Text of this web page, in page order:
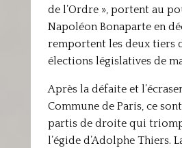
de l’Ordre », portent au
Napoléon Bonaparte en
remportent les deux tiers
élections législatives de
Après la défaite et
Commune de Paris, ce
partis de droite qui
l’égide d’Adolphe Thiers.